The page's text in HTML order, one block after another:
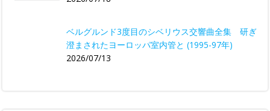
ベルグルンド3度目のシベリウス交響曲全集 研ぎ
澄まされたヨーロッパ室内管と (1995-97年)
2026/07/13